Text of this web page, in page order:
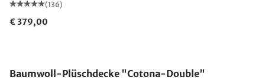
(136)
€ 379,00
Baumwoll-Plüschdecke "Cotona-Double"